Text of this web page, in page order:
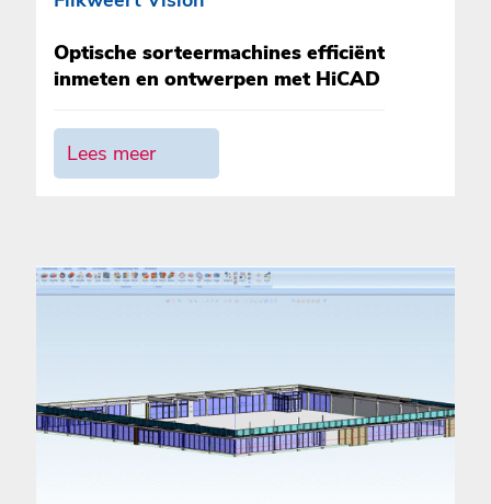
Optische sorteermachines efficiënt
inmeten en ontwerpen met HiCAD
Lees meer